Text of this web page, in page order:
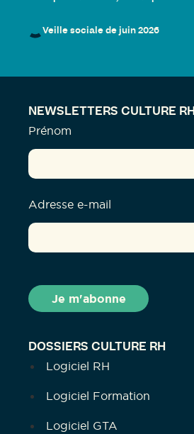
Veille sociale de juin 2026
DOSSIERS CULTURE RH
Logiciel RH
Logiciel Formation
Logiciel GTA
NEWSLETTERS CULTURE RH
Prénom
Adresse e-mail